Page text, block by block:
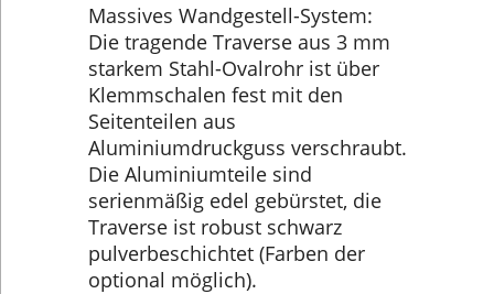
Massives Wandgestell-System:
Die tragende Traverse aus 3 mm
starkem Stahl-Ovalrohr ist über
Klemmschalen fest mit den
Seitenteilen aus
Aluminiumdruckguss verschraubt.
Die Aluminiumteile sind
serienmäßig edel gebürstet, die
Traverse ist robust schwarz
pulverbeschichtet (Farben der
optional möglich).